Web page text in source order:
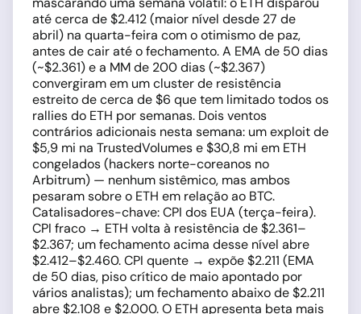
até cerca de $2.412 (maior nível desde 27 de
abril) na quarta-feira com o otimismo de paz,
antes de cair até o fechamento. A EMA de 50 dias
(~$2.361) e a MM de 200 dias (~$2.367)
convergiram em um cluster de resistência
estreito de cerca de $6 que tem limitado todos os
rallies do ETH por semanas. Dois ventos
contrários adicionais nesta semana: um exploit de
$5,9 mi na TrustedVolumes e $30,8 mi em ETH
congelados (hackers norte-coreanos no
Arbitrum) — nenhum sistêmico, mas ambos
pesaram sobre o ETH em relação ao BTC.
Catalisadores-chave: CPI dos EUA (terça-feira).
CPI fraco → ETH volta à resistência de $2.361–
$2.367; um fechamento acima desse nível abre
$2.412–$2.460. CPI quente → expõe $2.211 (EMA
de 50 dias, piso crítico de maio apontado por
vários analistas); um fechamento abaixo de $2.211
abre $2.108 e $2.000. O ETH apresenta beta mais